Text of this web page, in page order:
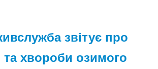
звітує про
та хвороби озимого